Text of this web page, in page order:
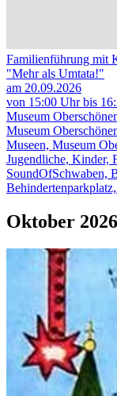
Familienführung mit
"Mehr als Umtata!"
am 20.09.2026
von 15:00 Uhr bis
Museum
Museum
Museen, Museum
Jugendliche, Kinder,
SoundOfSchwaben,
Oktober 2026